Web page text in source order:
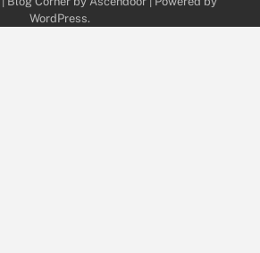
WordPress.